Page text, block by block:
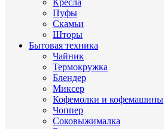
Пуфы
Скамьи
Шторы
Бытовая техника
Чайник
Термокружка
Блендер
Миксер
Кофемолки и кофемашины
Чоппер
Соковыжималка